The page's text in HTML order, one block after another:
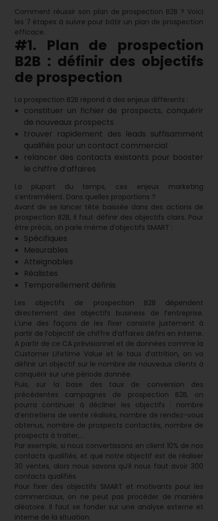
Comment réussir son plan de prospection B2B ? Voici
les 7 étapes à suivre pour bâtir un plan de prospection
efficace.
#1. Plan de prospection
B2B : définir des objectifs
de prospection
La prospection B2B répond à des enjeux différents :
constituer un fichier de prospects, conquérir
de nouveaux prospects
trouver rapidement des leads suffisamment
qualifiés pour un contact commercial
relancer des contacts existants pour booster
le chiffre d’affaires
La plupart du temps, ces enjeux marketing
s’entremêlent. Dans quelles proportions ?
Avant de se lancer tête baissée dans des actions de
prospection B2B, il faut définir des objectifs clairs. Pour
être précis, on parle même d’objectifs SMART :
Spécifiques
Mesurables
Atteignables
Réalistes
Temporellement définis
Les objectifs de prospection B2B dépendent
directement des objectifs business de l’entreprise.
L’une des façons de les fixer consiste justement à
partir de l’objectif de chiffre d’affaires défini en interne.
A partir de ce CA prévisionnel et de données comme la
Customer Lifetime Value et le taux d’attrition, on va
définir un objectif sur le nombre de nouveaux clients à
conquérir sur une période donnée.
Puis, sur la base des taux de conversion des
précédentes campagnes de prospection B2B, on
pourra continuer à décliner les objectifs : nombre
d’entretiens de vente réalisés, nombre de rendez-vous
obtenus, nombre de prospects contactés, nombre de
prospects à traiter,…
Par exemple, si nous convertissons en client 10% de nos
contacts qualifiés, et que notre objectif est de réaliser
30 ventes, alors nous savons qu’il nous faut avoir 300
contacts qualifiés.
Pour fixer des objectifs SMART et motivants pour les
commerciaux, on ne peut pas procéder de manière
aléatoire. Il faut se fonder sur une analyse externe et
interne de la situation.